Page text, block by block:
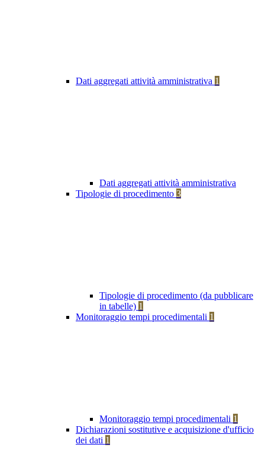
Dati aggregati attività amministrativa 1
Dati aggregati attività amministrativa
Tipologie di procedimento 3
Tipologie di procedimento (da pubblicare
in tabelle) 1
Monitoraggio tempi procedimentali 1
Monitoraggio tempi procedimentali 1
Dichiarazioni sostitutive e acquisizione d'ufficio
dei dati 1